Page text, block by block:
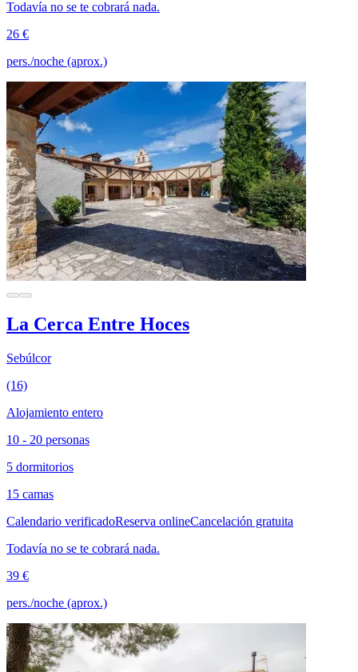
Todavía no se te cobrará nada.
26 €
pers./noche (aprox.)
La Cerca Entre Hoces
Sebúlcor
(16)
Alojamiento entero
10 - 20 personas
5 dormitorios
15 camas
Calendario verificadoReserva onlineCancelación gratuita
Todavía no se te cobrará nada.
39 €
pers./noche (aprox.)